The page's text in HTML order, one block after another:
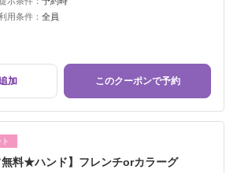
用条件： 全員
加 このクーポンで予約
無料★ハンド】フレンチorカラーグ